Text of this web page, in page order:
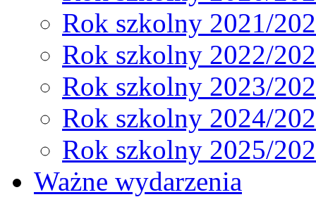
Rok szkolny 2021/
Rok szkolny 2022/
Rok szkolny 2023/
Rok szkolny 2024/
Rok szkolny 2025/
Ważne wydarzenia